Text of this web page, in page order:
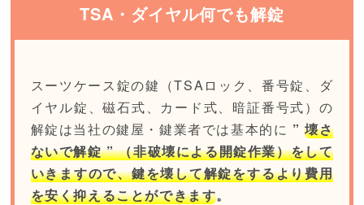
TSA・ダイヤル何でも解錠
スーツケース錠の鍵（TSAロック、番号錠、ダ
イヤル錠、磁石式、カード式、暗証番号式）の
解錠は当社の鍵屋・鍵業者では基本的に ”壊さ
ないで解錠 ” （非破壊による開錠作業）をして
いきますので、鍵を壊して解錠をするより費用
を安く抑えることができます。